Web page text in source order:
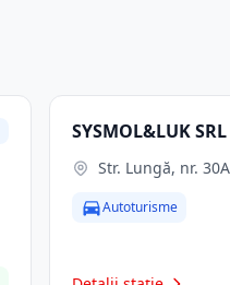
SYSMOL&LUK SRL
Str. Lungă, nr.
Autoturisme